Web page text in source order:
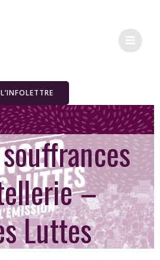
L’INFOLETTRE
–
Luttes